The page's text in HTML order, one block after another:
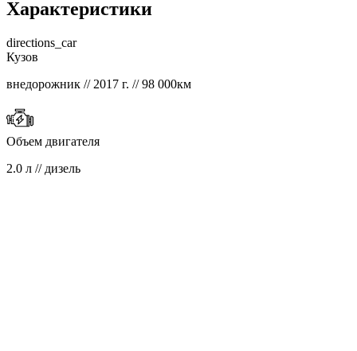
Характеристики
directions_car
Кузов
внедорожник // 2017 г. // 98 000км
Объем двигателя
2.0 л // дизель